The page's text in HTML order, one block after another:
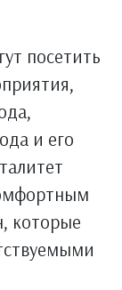
посетить
и его
которые